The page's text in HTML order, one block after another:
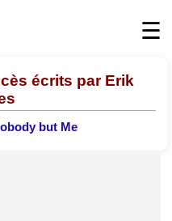
☰
écrits par Erik
but Me